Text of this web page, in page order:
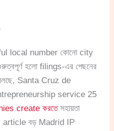
local number কোনো city
হলো filings-এর পেছনের
Santa Cruz de
service 25
create করতেসহায়তা
article বড় Madrid IP